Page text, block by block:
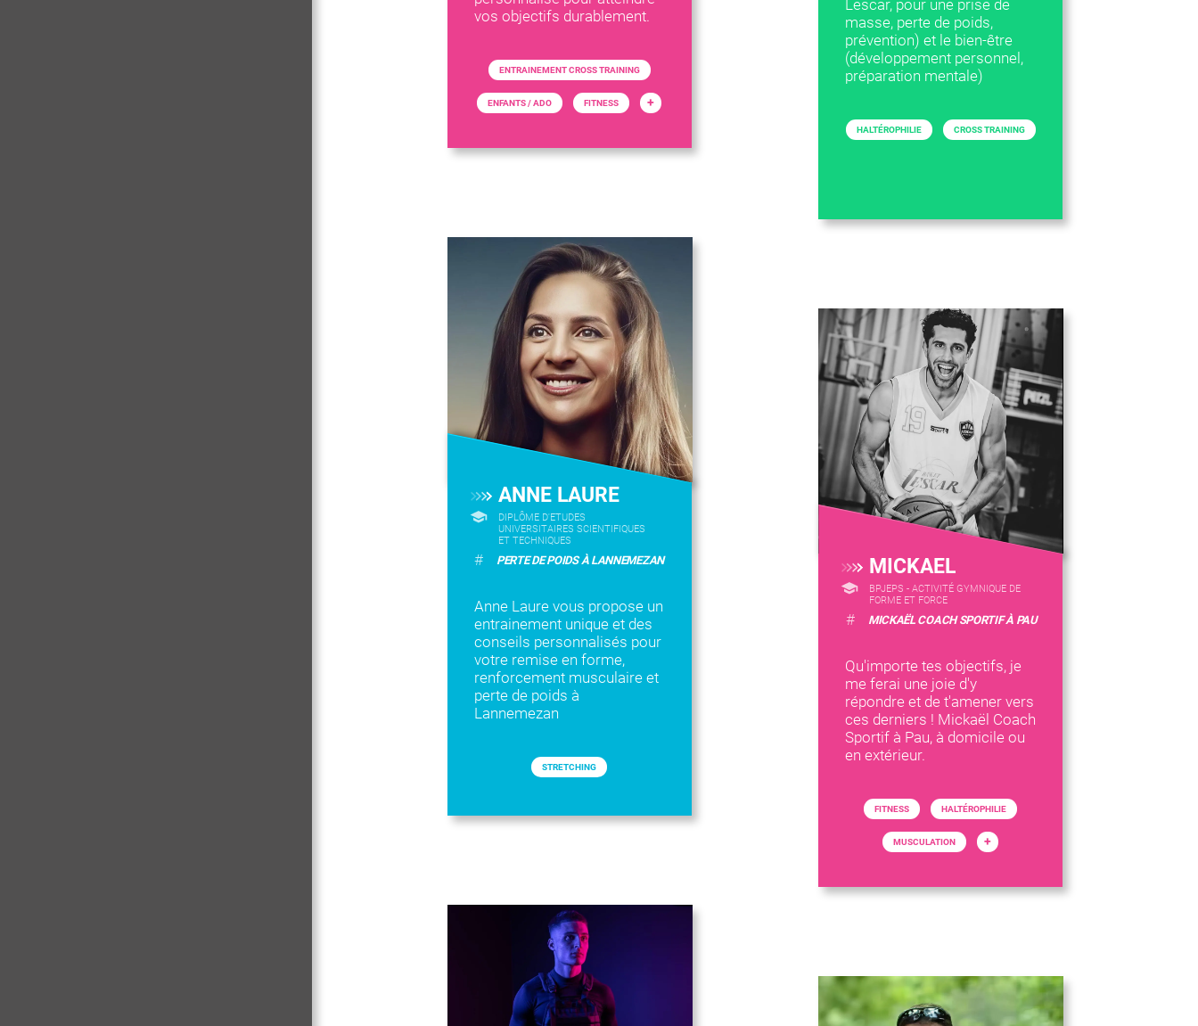
vos objectifs durablement.
ENTRAINEMENT CROSS TRAINING
ENFANTS / ADO FITNESS +
Lescar, pour une prise de
masse, perte de poids,
prévention) et le bien-être
(développement personnel,
préparation mentale)
HALTÉROPHILIE CROSS TRAINING
ANNE LAURE
DIPLÔME D'ETUDES
UNIVERSITAIRES SCIENTIFIQUES
ET TECHNIQUES
# PERTE DE POIDS À LANNEMEZAN
Anne Laure vous propose un
entrainement unique et des
conseils personnalisés pour
votre remise en forme,
renforcement musculaire et
perte de poids à
Lannemezan
STRETCHING
MICKAEL
BPJEPS - ACTIVITÉ GYMNIQUE DE
FORME ET FORCE
# MICKAËL COACH SPORTIF À PAU
Qu'importe tes objectifs, je
me ferai une joie d'y
répondre et de t'amener vers
ces derniers ! Mickaël Coach
Sportif à Pau, à domicile ou
en extérieur.
FITNESS HALTÉROPHILIE
MUSCULATION +